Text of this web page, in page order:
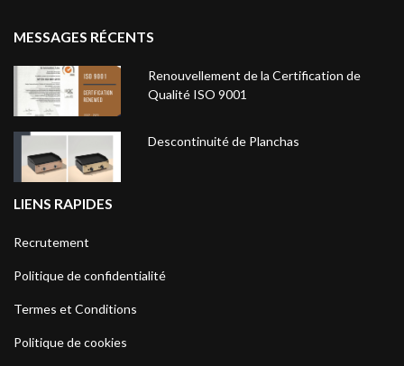
MESSAGES RÉCENTS
Renouvellement de la Certification de
Qualité ISO 9001
Descontinuité de Planchas
LIENS RAPIDES
Recrutement
Politique de confidentialité
Termes et Conditions
Politique de cookies